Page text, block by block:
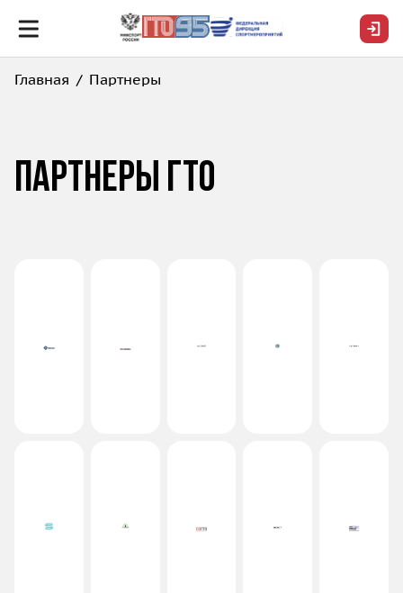
Главная Партнеры
Партнеры ГТО